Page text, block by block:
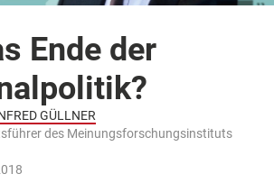
Ende der
GÜLLNER
des Meinungsforschungsinstituts